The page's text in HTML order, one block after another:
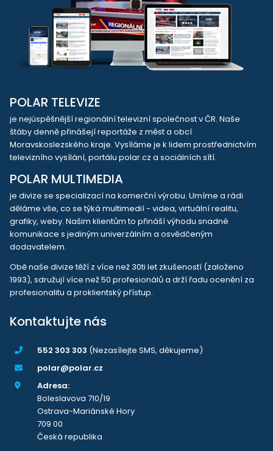
POLAR TELEVIZE
je nejúspěšnější regionální televizní společnost v ČR. Naše
štáby denně přinášejí reportáže z měst a obcí
Moravskoslezského kraje. Vysíláme je k lidem prostřednictvím
televizního vysílání, portálu polar.cz a sociálních sítí.
POLAR MULTIMEDIA
je divize se specializací na komerční výrobu. Umíme a rádi
děláme vše, co se týká multimedií - videa, virtuální realitu,
grafiky, weby. Našim klientům to přináší výhodu snadné
komunikace s jediným univerzálním a osvědčeným
dodavatelem.
Obě naše divize těží z více než 30ti let zkušeností (založeno
1993), sdružují více než 50 profesionálů a drží řadu ocenění za
profesionalitu a proklientský přístup.
Kontaktujte nás
552 303 303 (Nezasílejte SMS, děkujeme)
polar@polar.cz
Adresa:
Boleslavova 710/19
Ostrava-Mariánské Hory
709 00
Česká republika